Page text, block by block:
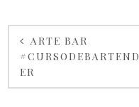
ARTE BAR
#CURSODEBARTEND
ER